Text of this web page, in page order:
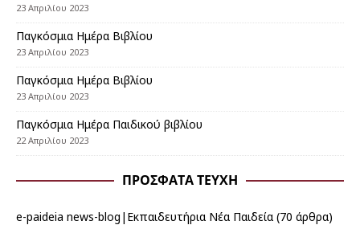
23 Απριλίου 2023
Παγκόσμια Ημέρα Βιβλίου
23 Απριλίου 2023
Παγκόσμια Ημέρα Βιβλίου
23 Απριλίου 2023
Παγκόσμια Ημέρα Παιδικού βιβλίου
22 Απριλίου 2023
ΠΡΌΣΦΑΤΑ ΤΕΎΧΗ
e-paideia news-blog|Εκπαιδευτήρια Νέα Παιδεία (70 άρθρα)